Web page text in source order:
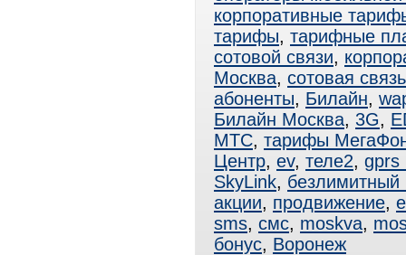
корпоративные
тарифы, тарифные
сотовой связи,
Москва, сотовая
абоненты, Билайн,
Билайн Москва, 3G,
МТС, тарифы
Центр, ev, теле2, gprs
SkyLink, безлимитный
акции, продвижение,
sms, смс, moskva,
бонус, Воронеж